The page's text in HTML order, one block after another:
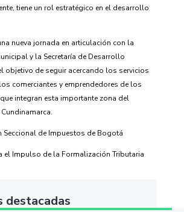
tiene un rol estratégico en el desarrollo
nueva jornada en articulación con la
y la Secretaría de Desarrollo
objetivo de seguir acercando los servicios
comerciantes y emprendedores de los
integran esta importante zona del
Seccional de Impuestos de Bogotá
el Impulso de la Formalización Tributaria
destacadas